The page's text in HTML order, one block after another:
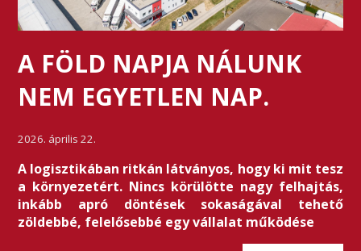
A FÖLD NAPJA NÁLUNK
NEM EGYETLEN NAP.
2026. április 22.
A logisztikában ritkán látványos, hogy ki mit tesz
a környezetért. Nincs körülötte nagy felhajtás,
inkább apró döntések sokaságával tehető
zöldebbé, felelősebbé egy vállalat működése